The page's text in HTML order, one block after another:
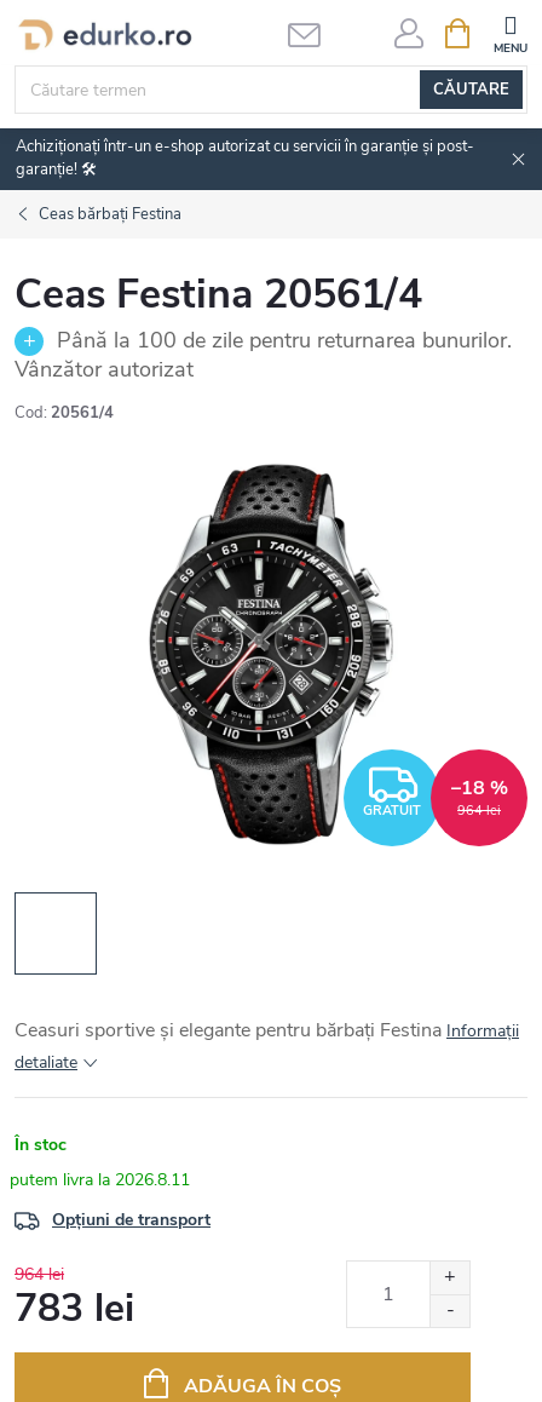
Treci
conținut
CĂUTARE
DE
Achiziționați într-un e-shop autorizat cu servicii în garanție și post-
garanție! 🛠️
Ceas bărbați Festina
Ceas Festina 20561/4
Până la 100 de zile pentru returnarea bunurilor.
Vânzător autorizat
Cod: 20561/4
GRATUIT 964 lei
–18 %
Ceasuri sportive și elegante pentru bărbați Festina Informaţii
detaliate
În stoc
2026.8.11
Opțiuni de transport
964 lei
783 lei
ADĂUGA ÎN COŞ